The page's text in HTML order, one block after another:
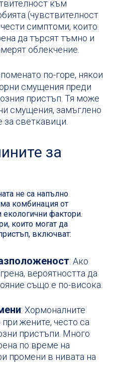
към
(чувствителност
симптоми, които
да търсят тъмно и
облекчение.
по-горе, някои
смущения преди
пристъп. Тя може
смущения, замъглено
светкавици.
за
не са напълно
комбинация от
екологични фактори.
които могат да
включват:
: Ако
вероятността да
също е по-висока.
: Хормоналните
жените, често са
пристъпи. Много
по време на
промени в нивата на